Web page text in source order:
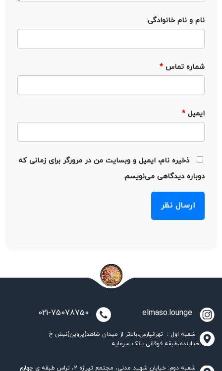
نام و نام خانوادگی:
شماره تماس *
ایمیل *
ذخیره نام، ایمیل و وبسایت من در مرورگر برای زمانی که
دوباره دیدگاهی می‌نویسم.
elmaso.lounge
شعبه اول : تهرانپارس،بالاتر از میدان شاهد(پروین)نبش خ
خدابنده،طبقه فوقانی بانک سرمایه
شعبه دوم: خیابان شهید مدنی، مجتمع تیراژه 2، تراس طبقه ی چهارم